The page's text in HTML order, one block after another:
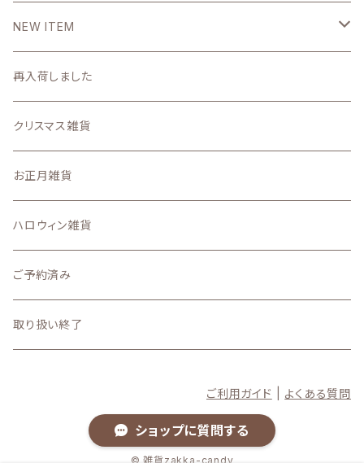
ショップに質問する
DIYパーツ
NEW ITEM
2026
7月
6月
2025
11月の新着商品
10月の新着商品
再入荷しました
クリスマス雑貨
お正月雑貨
ハロウィン雑貨
ご予約済み
取り扱い終了
ご利用ガイド よくある質問
© 雑貨zakka-candy